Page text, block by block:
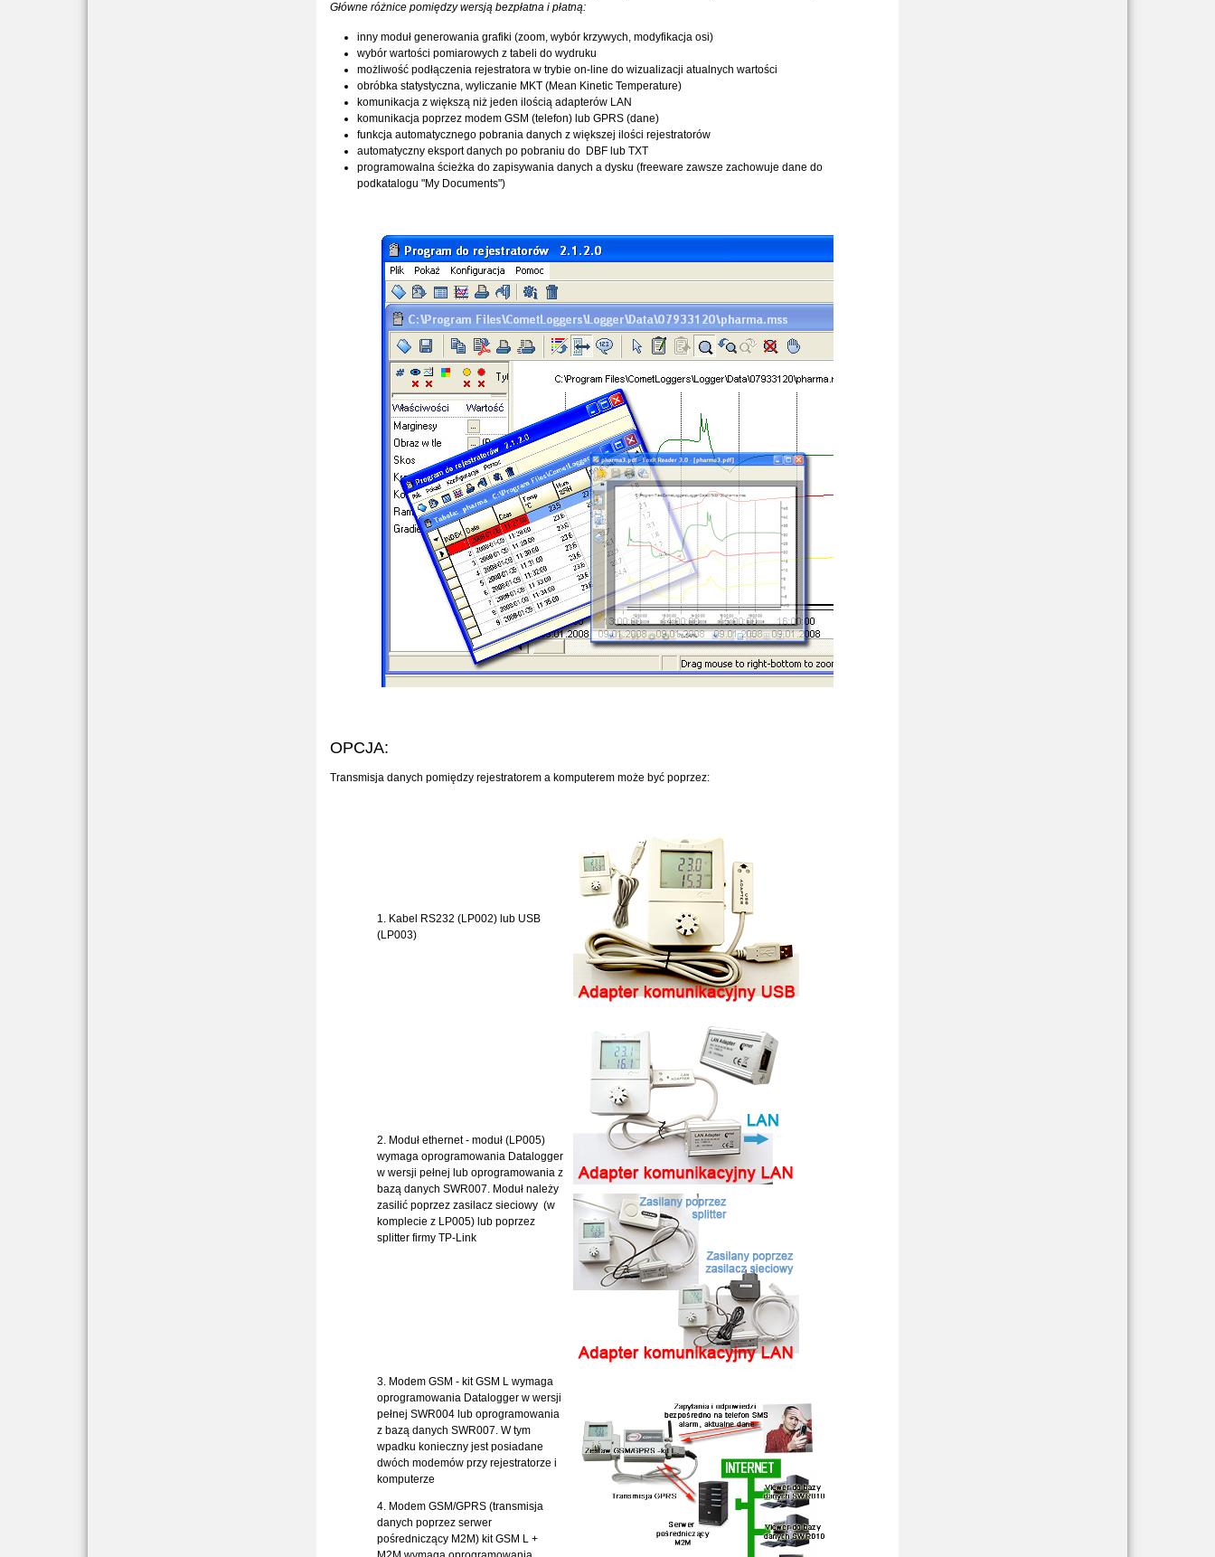
Główne różnice pomiędzy wersją bezpłatna i płatną:
inny moduł generowania grafiki (zoom, wybór krzywych, modyfikacja osi)
wybór wartości pomiarowych z tabeli do wydruku
możliwość podłączenia rejestratora w trybie on-line do wizualizacji atualnych wartości
obróbka statystyczna, wyliczanie MKT (Mean Kinetic Temperature)
komunikacja z większą niż jeden ilością adapterów LAN
komunikacja poprzez modem GSM (telefon) lub GPRS (dane)
funkcja automatycznego pobrania danych z większej ilości rejestratorów
automatyczny eksport danych po pobraniu do DBF lub TXT
programowalna ścieżka do zapisywania danych a dysku (freeware zawsze zachowuje dane do
podkatalogu "My Documents")
OPCJA:
Transmisja danych pomiędzy rejestratorem a komputerem może być poprzez:
1. Kabel RS232 (LP002) lub USB
(LP003)
2. Moduł ethernet - moduł (LP005)
wymaga oprogramowania Datalogger
w wersji pełnej lub oprogramowania z
bazą danych SWR007. Moduł należy
zasilić poprzez zasilacz sieciowy (w
komplecie z LP005) lub poprzez
splitter firmy TP-Link
3. Modem GSM - kit GSM L wymaga
oprogramowania Datalogger w wersji
pełnej SWR004 lub oprogramowania
z bazą danych SWR007. W tym
wpadku konieczny jest posiadane
dwóch modemów przy rejestratorze i
komputerze
4. Modem GSM/GPRS (transmisja
danych poprzez serwer
pośredniczący M2M) kit GSM L +